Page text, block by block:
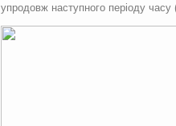
упродовж наступного періоду часу